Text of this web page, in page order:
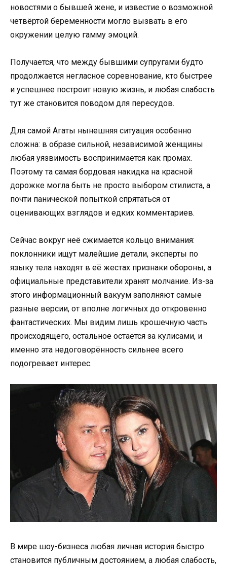
новостями о бывшей жене, и известие о возможной
четвёртой беременности могло вызвать в его
окружении целую гамму эмоций.
Получается, что между бывшими супругами будто
продолжается негласное соревнование, кто быстрее
и успешнее построит новую жизнь, и любая слабость
тут же становится поводом для пересудов.
Для самой Агаты нынешняя ситуация особенно
сложна: в образе сильной, независимой женщины
любая уязвимость воспринимается как промах.
Поэтому та самая бордовая накидка на красной
дорожке могла быть не просто выбором стилиста, а
почти панической попыткой спрятаться от
оценивающих взглядов и едких комментариев.
Сейчас вокруг неё сжимается кольцо внимания:
поклонники ищут малейшие детали, эксперты по
языку тела находят в её жестах признаки обороны, а
официальные представители хранят молчание. Из-за
этого информационный вакуум заполняют самые
разные версии, от вполне логичных до откровенно
фантастических. Мы видим лишь крошечную часть
происходящего, остальное остаётся за кулисами, и
именно эта недоговорённость сильнее всего
подогревает интерес.
В мире шоу-бизнеса любая личная история быстро
становится публичным достоянием, а любая слабость,